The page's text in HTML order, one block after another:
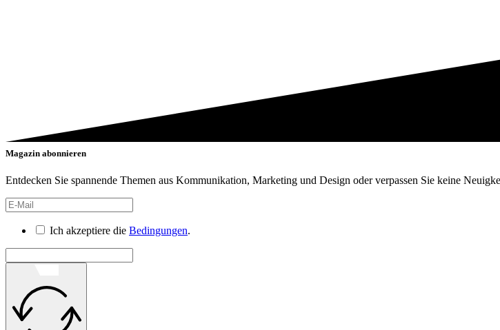
Magazin abonnieren
Entdecken Sie spannende Themen aus Kommunikation, Marketing und Design oder verpassen Sie keine
Ich akzeptiere die Bedingungen.